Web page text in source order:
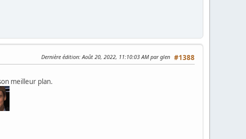
#1388
Dernière édition: Août 20, 2022, 11:10:03 AM par glen
meilleur plan.